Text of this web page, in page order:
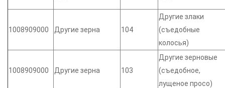
1008909000 Другие зерна 104
Другие злаки
(съедобные
колосья)
1008909000 Другие зерна 103
Другие зерновые
(съедобное,
лущеное просо)